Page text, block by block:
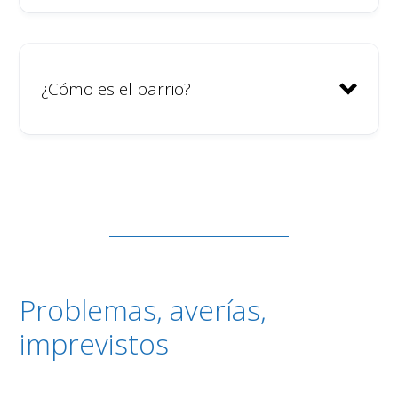
¿Cómo es el barrio?
Problemas, averías,
imprevistos